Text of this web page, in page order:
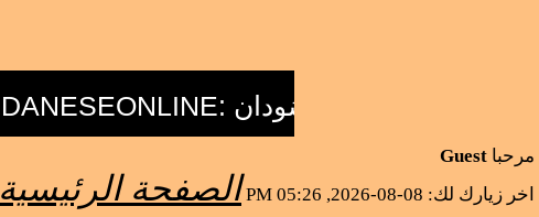
مرحبا Guest
اخر زيارك لك: 08-08-2026, 05:26 PM
الصفحة الرئيسية